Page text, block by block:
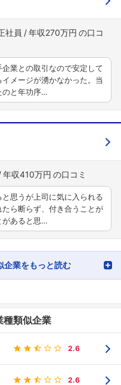
社員 年収270万円
業との取引なので安定して
メージが湧かなかった。当
のと年功序…
年収410万円
思うが上司に気に入られる
ら断らず、付き合うことが
があると思…
企業をもっと読む
種類似企業
2.6
2.6